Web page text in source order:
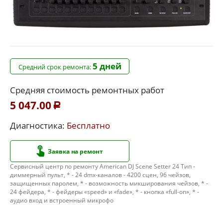
Средний срок ремонта:5 дней
Средняя стоимость ремонтных работ
5 047.00 Р
Диагностика: Бесплатно
Заявка на ремонт
Сервисный центр по ремонту American DJ Scene Setter 24 Тип -
диммерный пульт, * - 24 dmx-каналов - 4200 сцен, 96 чейзов,
защищенных паролем, * - возможность микширования чейзов, * -
24 фейдера, * - фейдеры «speed» и «fade», * - кнопка «full-on», * -
аудио вход и встроенный микрофо